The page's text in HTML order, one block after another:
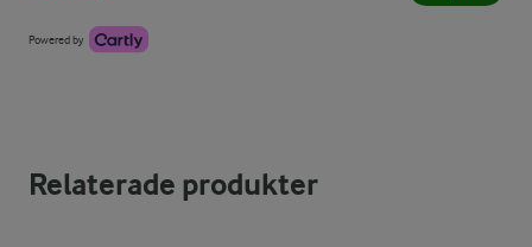
Powered by
Relaterade produkter